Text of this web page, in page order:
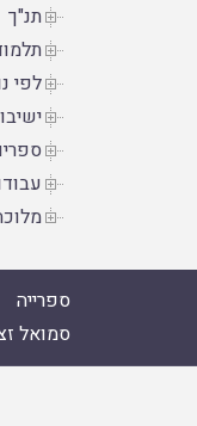
תנ"ך
לפי
ספרייה
סמואל